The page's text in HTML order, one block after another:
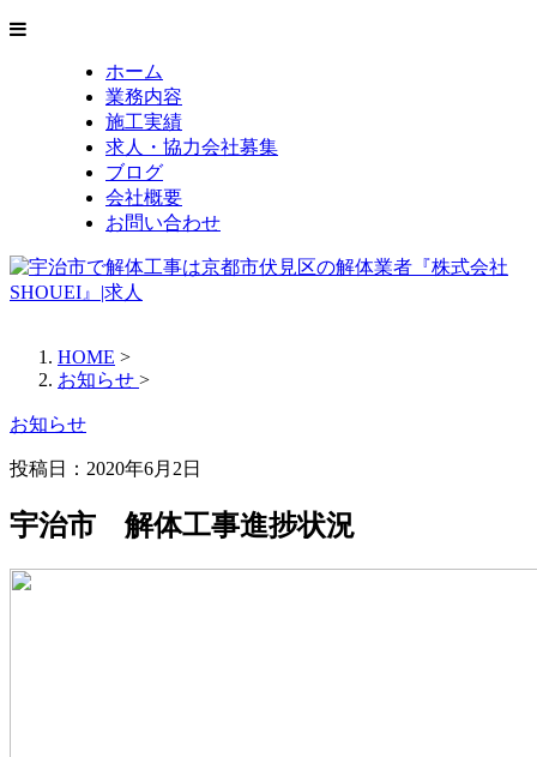
ホーム
業務内容
施工実績
求人・協力会社募集
ブログ
会社概要
お問い合わせ
HOME >
お知らせ >
お知らせ
投稿日： 2020年6月2日
宇治市 解体工事進捗状況